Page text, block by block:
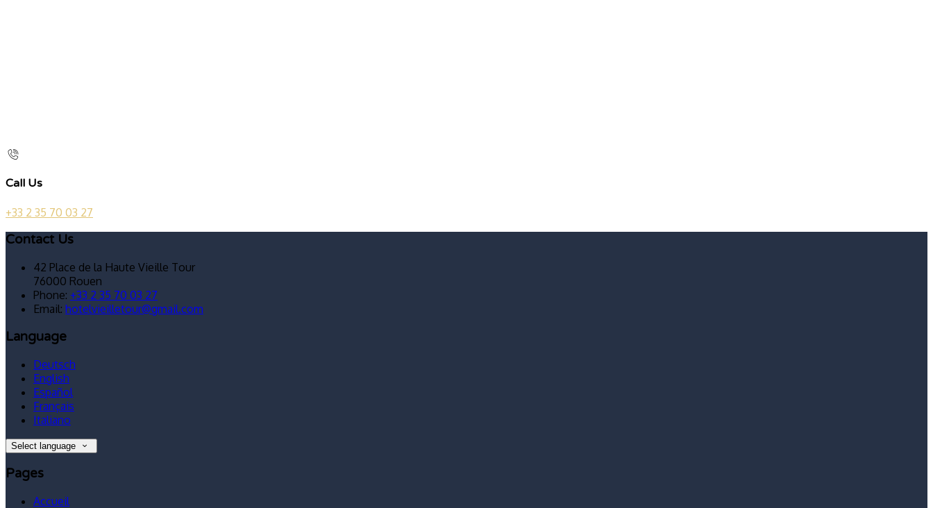
Call Us
+33 2 35 70 03 27
Contact Us
42 Place de la Haute Vieille Tour
76000 Rouen
Phone: +33 2 35 70 03 27
Email: hotelvieilletour@gmail.com
Language
Deutsch
English
Español
Français
Italiano
Select language
Pages
Accueil